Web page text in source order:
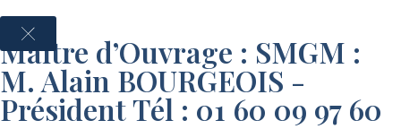
Maître d’Ouvrage : SMGM :
M. Alain BOURGEOIS -
Président Tél : 01 60 09 97 60